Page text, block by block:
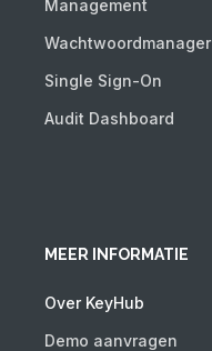
Management
Wachtwoordmanager
Single Sign-On
Audit Dashboard
MEER INFORMATIE
Over KeyHub
Demo aanvragen